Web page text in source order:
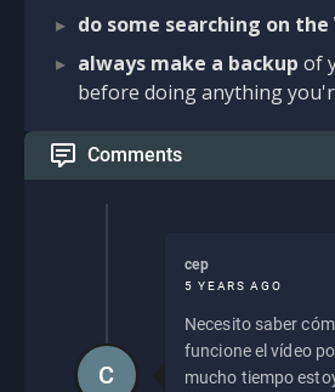
do some searching on the
always make a backup of
before doing anything
Comments
cep
5 YEARS AGO
Necesito saber
funcione el vídeo
mucho tiempo
C